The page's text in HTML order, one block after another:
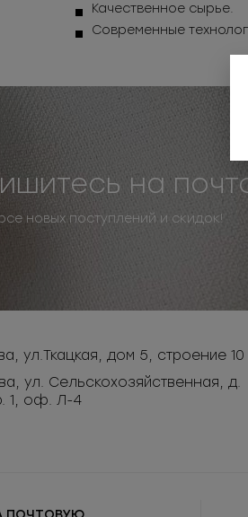
Качественное сырье.
Современные
на
новых поступлений и скидок!
, ул.Ткацкая, дом 5, строение 10
ул. Сельскохозяйственная, д.
1, оф. Л-4